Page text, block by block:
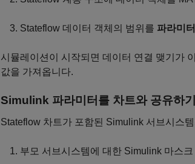
Stateflow 데이터 객체의 범위를 파라미터
시뮬레이션이 시작되면 데이터 연결 맺기가
값을 가져옵니다.
Simulink 파라미터를 차트와 공유하기
Stateflow 차트가 포함된 Simulink 서브시스
부모 서브시스템에 대한 Simulink 마스